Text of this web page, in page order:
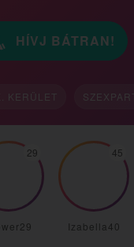
HÍVJ BÁTRAN!
KERÜLET
29
Izabella40
45